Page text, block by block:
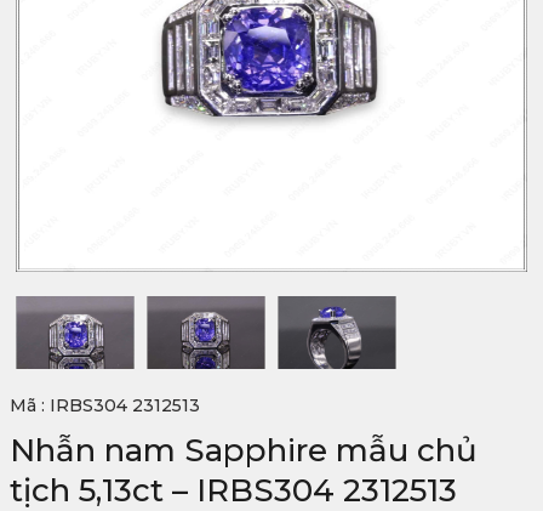
Mã : IRBS304 2312513
Nhẫn nam Sapphire mẫu chủ
tịch 5,13ct – IRBS304 2312513